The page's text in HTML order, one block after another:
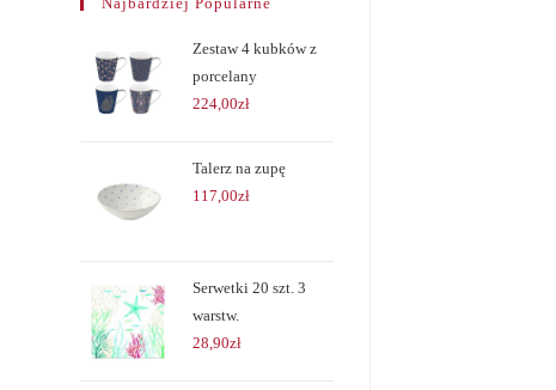
Zestaw 4 kubków z
porcelany
224,00zł
Talerz na zupę
117,00zł
Serwetki 20 szt. 3
warstw.
28,90zł